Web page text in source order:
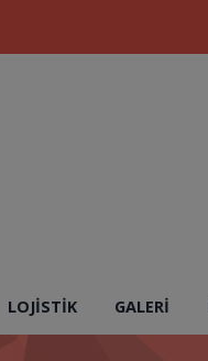
LOJISTIK GALERI